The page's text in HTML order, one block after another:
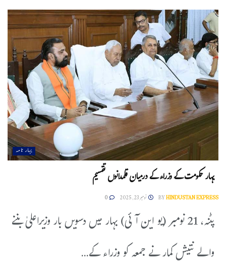
بہار نامہ
بہار حکومت کے وزراء کے درمیان قلمدانوں تقسیم
BYHINDUSTAN EXPRESS نومبر 23, 2025 0
پٹنہ، 21 نومبر (یو این آئی) بہار میں دسویں بار وزیراعلیٰ بننے
والے نتیش کمار نے جمعہ کو وزراء کے...